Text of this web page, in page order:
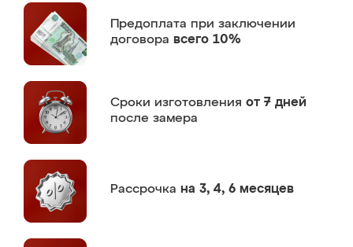
Предоплата при заключении
договора всего 10%
Сроки изготовления от 7 дней
после замера
Рассрочка на 3, 4, 6 месяцев